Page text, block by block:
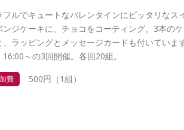
フルでキュートなバレンタインにピッタリなス
ンジケーキに、チョコをコーティング。3本の
、ラッピングとメッセージカードも付いていま
16:00～の3回開催。各回20組。
費 500円（1組）